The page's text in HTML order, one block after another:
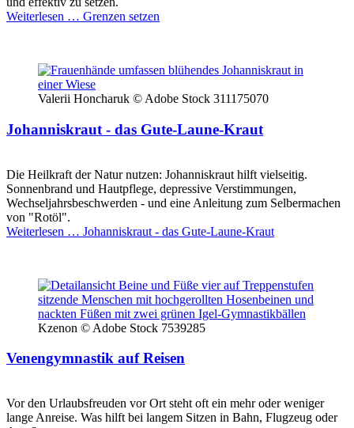
Weiterlesen … Grenzen setzen
Valerii Honcharuk © Adobe Stock 311175070
Johanniskraut - das Gute-Laune-Kraut
Die Heilkraft der Natur nutzen: Johanniskraut hilft vielseitig.
Sonnenbrand und Hautpflege, depressive Verstimmungen,
Wechseljahrsbeschwerden - und eine Anleitung zum Selbermachen
von "Rotöl".
Weiterlesen … Johanniskraut - das Gute-Laune-Kraut
Kzenon © Adobe Stock 7539285
Venengymnastik auf Reisen
Vor den Urlaubsfreuden vor Ort steht oft ein mehr oder weniger
lange Anreise. Was hilft bei langem Sitzen in Bahn, Flugzeug oder